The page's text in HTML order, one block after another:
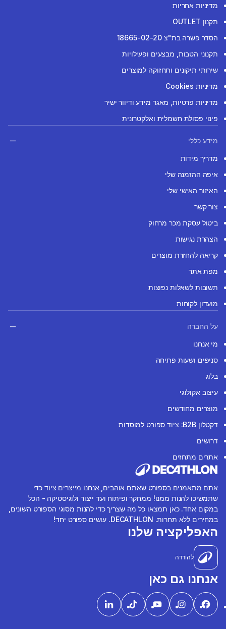
מדיניות אחריות
תקנון OUTLET
הסדר פשרה בת"צ 18665-02-20
תקנוני הטבות, מבצעים ופעילויות
שירותי תיקונים ותחזוקה למוצרים
מדיניות Cookies
מדיניות פרטיות, מאגר מידע ודיוור ישיר
פינוי פסולת חשמלית ואלקטרונית
מידע כללי
מדריך מידות
איפה ההזמנה שלי
האיזור האישי שלי
צור קשר
ביטול עסקת מכר מרחוק
הצהרת נגישות
קריאה להחזרת מוצרים
מפת אתר
תשובות לשאלות נפוצות
מועדון לקוחות
על החברה
מי אנחנו
סניפים ושעות פתיחה
בלוג
עיצוב אקולוגי
מוצרים מחודשים
דקטלון B2B: ציוד ספורט למוסדות
דרושים
אתרים מתחזים
אתם מתאמנים בספורט שאתם אוהבים, אנחנו מייצרים ציוד כדי
שתמשיכו להנות ממנו! ממחקר ופיתוח ועד ייצור ולוגיסטיקה - הכל
במקום אחד. כאן תמצאו כל מה שצריך כדי להנות מסוגי הספורט השונים,
במחירים ללא תחרות. DECATHLON. עושים ספורט יחד!
האפליקציה שלנו
להורדה
אנחנו גם כאן